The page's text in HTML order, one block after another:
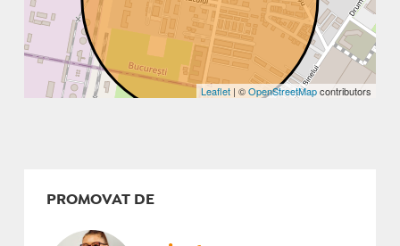
Leaflet | ©OpenStreetMapcontributors
PROMOVAT DE